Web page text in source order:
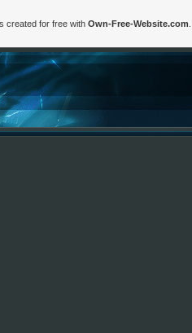
created for free with Own-Free-Website.com